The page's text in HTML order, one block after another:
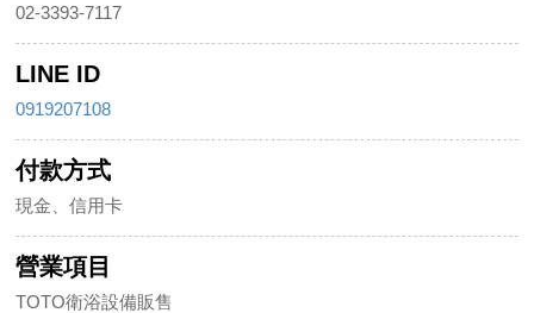
02-3393-7117
LINE ID
0919207108
付款方式
現金、信用卡
營業項目
TOTO衛浴設備販售